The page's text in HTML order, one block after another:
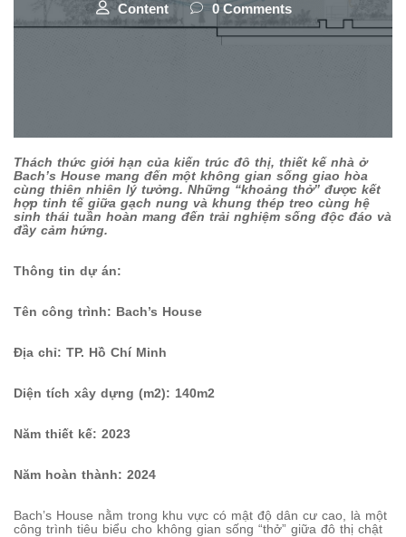
Content 0 Comments
Thách thức giới hạn của kiến trúc đô thị, thiết kế nhà ở
Bach’s House mang đến một không gian sống giao hòa
cùng thiên nhiên lý tưởng. Những “khoảng thở” được kết
hợp tinh tế giữa gạch nung và khung thép treo cùng hệ
sinh thái tuần hoàn mang đến trải nghiệm sống độc đáo và
đầy cảm hứng.
Thông tin dự án:
Tên công trình: Bach’s House
Địa chỉ: TP. Hồ Chí Minh
Diện tích xây dựng (m2): 140m2
Năm thiết kế: 2023
Năm hoàn thành: 2024
Bach’s House nằm trong khu vực có mật độ dân cư cao, là một
công trình tiêu biểu cho không gian sống “thở” giữa đô thị chật